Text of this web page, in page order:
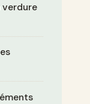
verdure